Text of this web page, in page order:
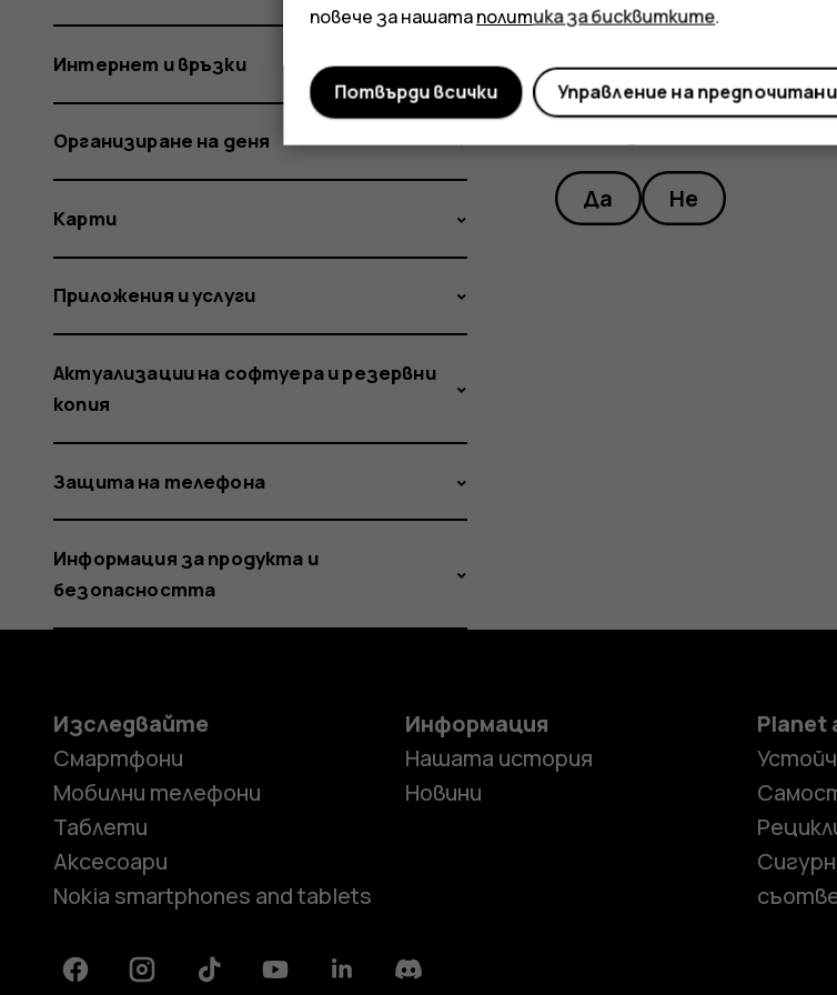
Полезен ли беше
Да Не
Интернет и връзки
Организиране на деня
Карти
Приложения и услуги
Актуализации на софтуера и резервни
копия
Защита на телефона
Информация за продукта и
безопасността
Изследвайте
Смартфони
Мобилни телефони
Таблети
Аксесоари
Nokia smartphones and tablets
Информация
Нашата история
Новини
Planet
FacebookInstagramTiktok YoutubeLinkedinDiscord
повече за нашатаполитика за бисквитките.
Управление на
Потвърди всички